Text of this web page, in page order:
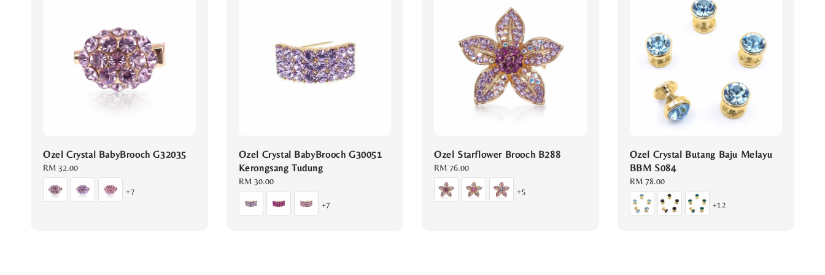
Ozel Crystal BabyBrooch G32035
Regular
price
RM 32.00
+7
Ozel Crystal BabyBrooch G30051
Kerongsang Tudung
Regular
price
RM 30.00
+7
Ozel Starflower Brooch B288
Regular
price
RM 76.00
+5
Ozel Crystal Butang Baju Melayu
BBM S084
Regular
price
RM 78.00
+12